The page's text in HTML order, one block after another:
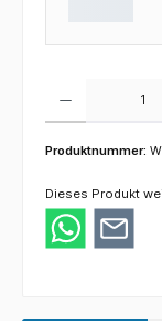
Produktnummer:
Dieses Produkt